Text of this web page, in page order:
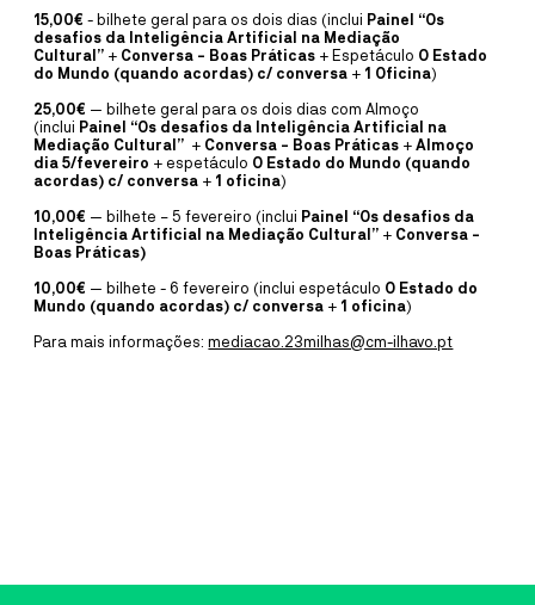
15,00€ - bilhete geral para os dois dias (inclui Painel “Os
desafios da Inteligência Artificial na Mediação
Cultural” + Conversa - Boas Práticas + Espetáculo O Estado
do Mundo (quando acordas) c/ conversa + 1 Oficina)
25,00€ — bilhete geral para os dois dias com Almoço
(inclui Painel “Os desafios da Inteligência Artificial na
Mediação Cultural” + Conversa - Boas Práticas +Almoço
dia 5/fevereiro + espetáculo O Estado do Mundo (quando
acordas) c/ conversa + 1 oficina)
10,00€ — bilhete – 5 fevereiro (inclui Painel “Os desafios da
Inteligência Artificial na Mediação Cultural” + Conversa -
Boas Práticas)
10,00€ — bilhete - 6 fevereiro (inclui espetáculo O Estado do
Mundo (quando acordas) c/ conversa + 1 oficina)
Para mais informações:mediacao.23milhas@cm-ilhavo.pt
CINEMA
25 JUN 18:30
O DIA DA REVELAÇÃO
A ideia principal concentra-se nas repercussões sociais e
existenciais da descoberta de que a humanidade não está sozinha
no cosmos.
MAIS
SALA ESTÚDIO CINEMA